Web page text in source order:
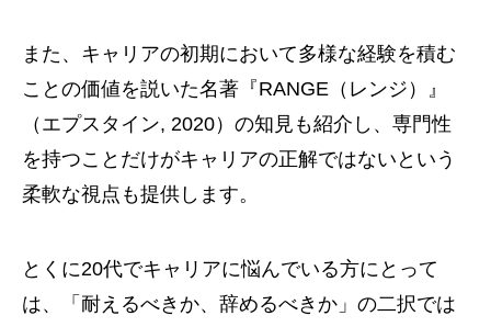
また、キャリアの初期において多様な経験を積む
ことの価値を説いた名著『RANGE（レンジ）』
（エプスタイン, 2020）の知見も紹介し、専門性
を持つことだけがキャリアの正解ではないという
柔軟な視点も提供します。
とくに20代でキャリアに悩んでいる方にとって
は、「耐えるべきか、辞めるべきか」の二択では